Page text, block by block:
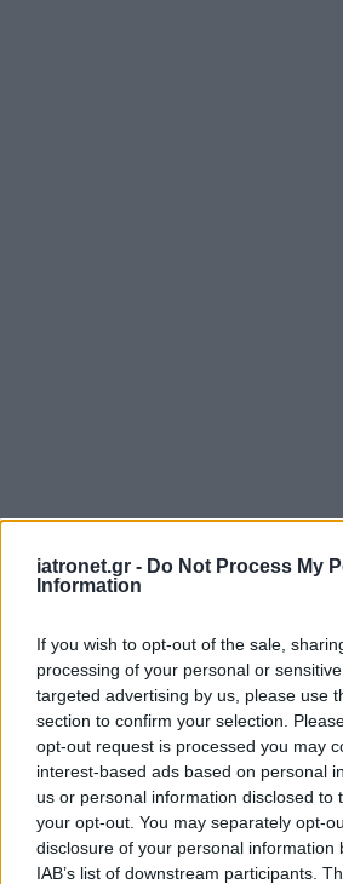
iatronet.gr - Do Not Process My
Information
If you wish to opt-out of the sale,
processing of your personal or
targeted advertising by us, please use
section to confirm your selection.
opt-out request is processed you may
interest-based ads based on personal
us or personal information disclosed to
your opt-out. You may separately opt-
disclosure of your personal information
IAB’s list of downstream participants.